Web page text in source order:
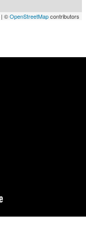
| ©OpenStreetMapcontributors